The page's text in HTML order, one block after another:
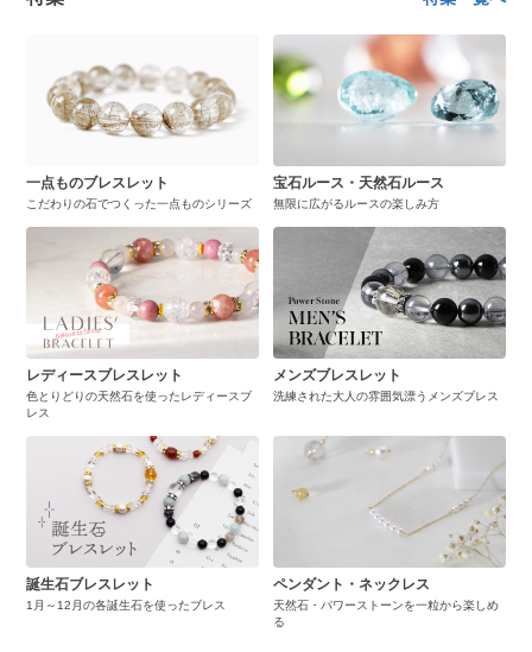
一点ものブレスレット
こだわりの石でつくった一点ものシリーズ
宝石ルース・天然石ルース
無限に広がるルースの楽しみ方
レディースブレスレット
色とりどりの天然石を使ったレディースブ
レス
メンズブレスレット
洗練された大人の雰囲気漂うメンズブレス
誕生石ブレスレット
1月～12月の各誕生石を使ったブレス
ペンダント・ネックレス
天然石・パワーストーンを一粒から楽しめ
る